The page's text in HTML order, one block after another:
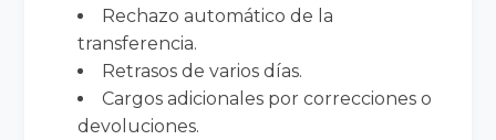
Rechazo automático de la
transferencia.
Retrasos de varios días.
Cargos adicionales por correcciones o
devoluciones.